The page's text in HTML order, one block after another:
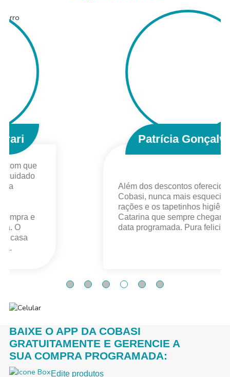
Patrícia Gonçalves
Além dos descontos oferecidos pela
Cobasi, nunca mais esqueci as
rações e os tapetinhos higiênicos da
Catarina que sempre chegam na
data programada. Pura felicidade!
BAIXE O APP DA COBASI
GRATUITAMENTE E GERENCIE A
SUA COMPRA PROGRAMADA:
Edite produtos